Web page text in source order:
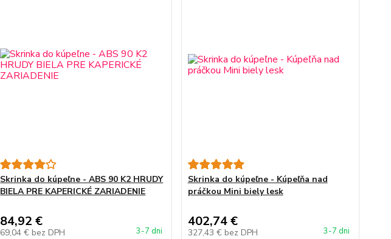
Skrinka do kúpeľne - ABS 90 K2 HRUDY
BIELA PRE KAPERICKÉ ZARIADENIE
84,92 €
69,04 € bez DPH 3-7 dni
Skrinka do kúpeľne - Kúpeľňa nad
práčkou Mini biely lesk
402,74 €
327,43 € bez DPH 3-7 dni